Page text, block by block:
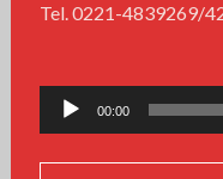
Tel. 0221-4839269/
Reproductor
de
audio
00:00